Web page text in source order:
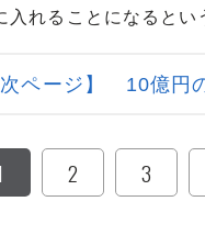
れることになるとい
次ページ】 10億円
2 3